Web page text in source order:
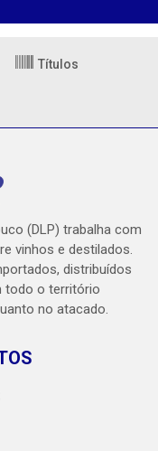
Títulos
(DLP) trabalha com
vinhos e destilados.
distribuídos
todo o território
no atacado.